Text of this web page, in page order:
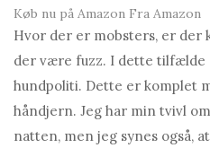
Køb nu på Amazon Fra Amazon
Hvor der er mobsters, er der
der være fuzz. I dette tilfælde
hundpoliti. Dette er komplet
håndjern. Jeg har min tvivl
natten, men jeg synes også,